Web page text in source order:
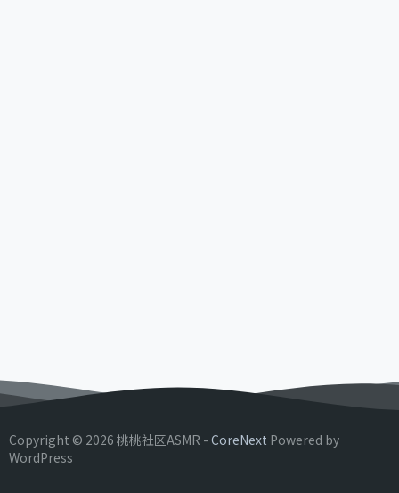
Copyright © 2026 桃桃社区ASMR - CoreNext Powered by
WordPress